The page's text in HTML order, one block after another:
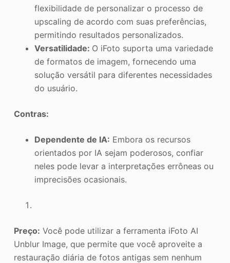
flexibilidade de personalizar o processo de
upscaling de acordo com suas preferências,
permitindo resultados personalizados.
Versatilidade: O iFoto suporta uma variedade
de formatos de imagem, fornecendo uma
solução versátil para diferentes necessidades
do usuário.
Contras:
Dependente de IA: Embora os recursos
orientados por IA sejam poderosos, confiar
neles pode levar a interpretações errôneas ou
imprecisões ocasionais.
Preço: Você pode utilizar a ferramenta iFoto AI
Unblur Image, que permite que você aproveite a
restauração diária de fotos antigas sem nenhum